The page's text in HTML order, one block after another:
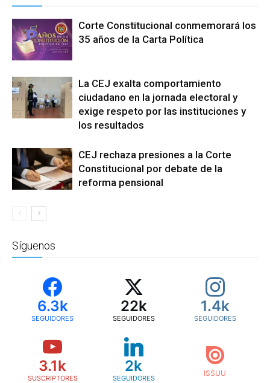
Corte Constitucional conmemorará los
35 años de la Carta Política
La CEJ exalta comportamiento
ciudadano en la jornada electoral y
exige respeto por las instituciones y
los resultados
CEJ rechaza presiones a la Corte
Constitucional por debate de la
reforma pensional
Síguenos
6.3k
SEGUIDORES
22k
SEGUIDORES
1.4k
SEGUIDORES
3.1k
SUSCRIPTORES
2k
SEGUIDORES